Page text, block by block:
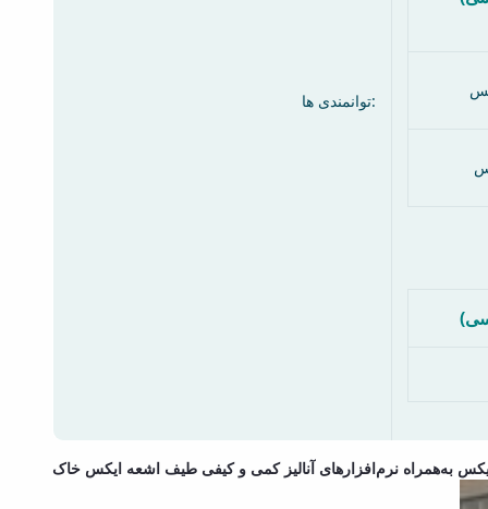
توانمندی ها:
به‌همراه نرم‌افزارهای آنالیز کمی و کیفی طیف اشعه ایکس خاک